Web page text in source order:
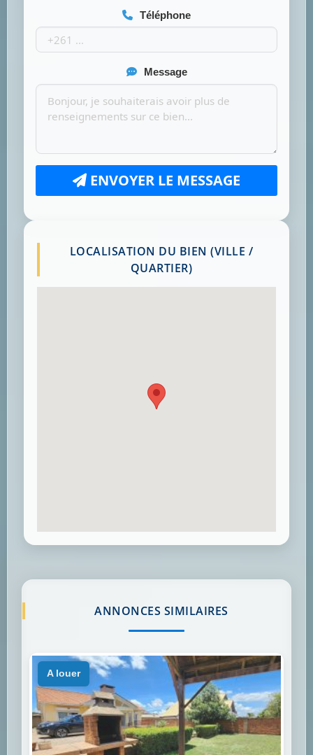
Téléphone
Message
ENVOYER LE MESSAGE
LOCALISATION DU BIEN (VILLE /
QUARTIER)
ANNONCES SIMILAIRES
a louer